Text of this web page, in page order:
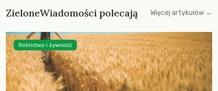
ZieloneWiadomości polecają Więcej artykułów →
Rolnictwo i żywność